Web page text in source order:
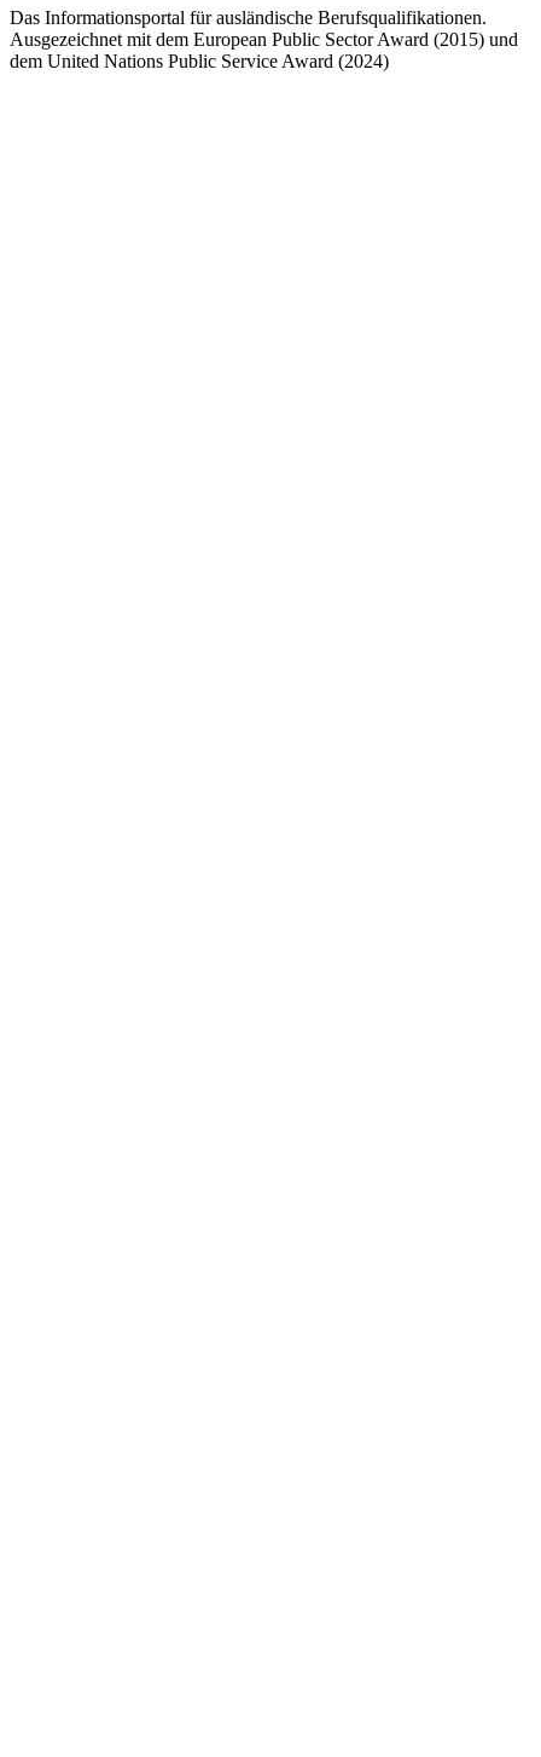
Das Informationsportal für ausländische Berufsqualifikationen.
Ausgezeichnet mit dem European Public Sector Award (2015) und
dem United Nations Public Service Award (2024)